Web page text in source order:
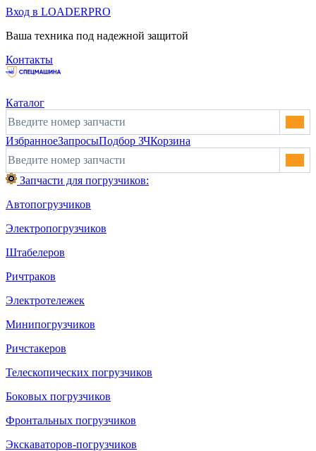
Вход в LOADERPRO
Ваша техника под надежной защитой
Контакты
Каталог
ИзбранноеЗапросыПодбор ЗЧКорзина
Запчасти для погрузчиков:
Автопогрузчиков
Электропогрузчиков
Штабелеров
Ричтраков
Электротележек
Минипогрузчиков
Ричстакеров
Телескопических погрузчиков
Боковых погрузчиков
Фронтальных погрузчиков
Экскаваторов-погрузчиков